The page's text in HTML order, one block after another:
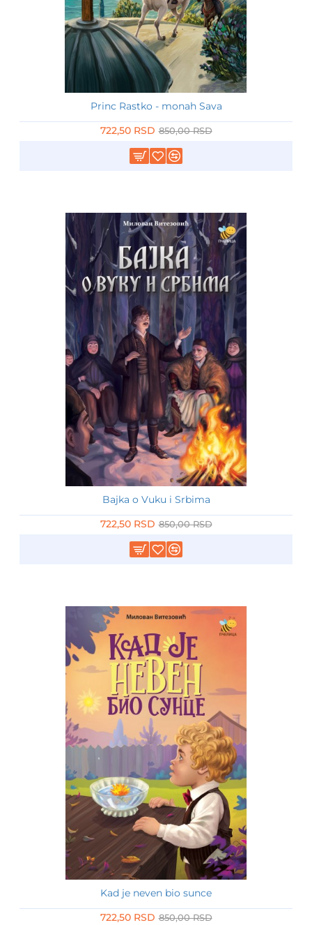
Princ Rastko - monah Sava
722,50 RSD 850,00 RSD
Bajka o Vuku i Srbima
722,50 RSD 850,00 RSD
Kad je neven bio sunce
722,50 RSD 850,00 RSD